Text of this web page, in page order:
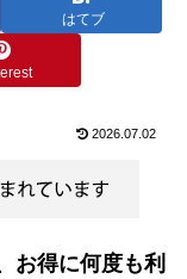
はてブ
2026.07.02
お得に何度も利